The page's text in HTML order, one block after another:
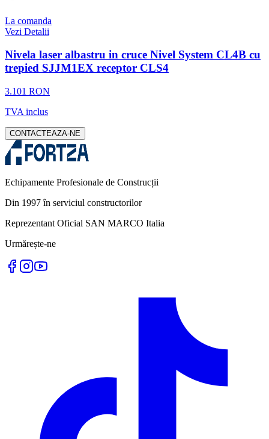
La comanda
Vezi Detalii
Nivela laser albastru in cruce Nivel System CL4B cu
trepied SJJM1EX receptor CLS4
3.101 RON
TVA inclus
CONTACTEAZA-NE
Echipamente Profesionale de Construcții
Din 1997 în serviciul constructorilor
Reprezentant Oficial SAN MARCO Italia
Urmărește-ne